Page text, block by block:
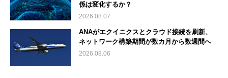
係は変化するか？
2026.08.07
ANAがエクイニクスとクラウド接続を刷新、
ネットワーク構築期間が数カ月から数週間へ
2026.08.06